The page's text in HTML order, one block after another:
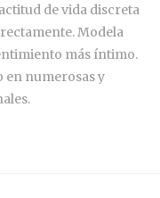
de vida discreta
Modela
más íntimo.
en numerosas y